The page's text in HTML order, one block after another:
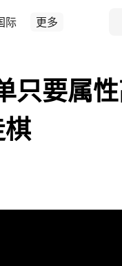
际 更多
只要属